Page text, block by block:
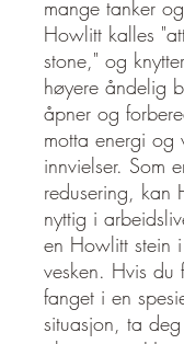
mange tanker
Howlitt kalles
stone," og
høyere åndelig
åpner og
motta energi og
innvielser. Som
redusering, kan
nyttig i
en Howlitt stein
vesken. Hvis du
fanget i en
situasjon, ta